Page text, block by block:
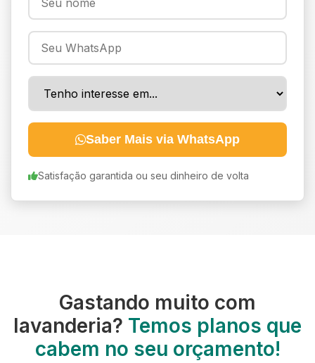
Saber Mais via WhatsApp
Satisfação garantida ou seu dinheiro de volta
Gastando muito com
lavanderia? Temos planos que
cabem no seu orçamento!